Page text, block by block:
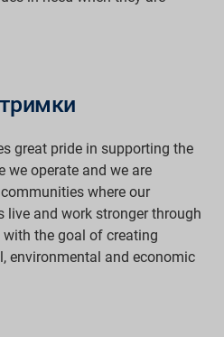
great pride in supporting the
we operate and we are
where our
live and work stronger through
the goal of creating
environmental and economic